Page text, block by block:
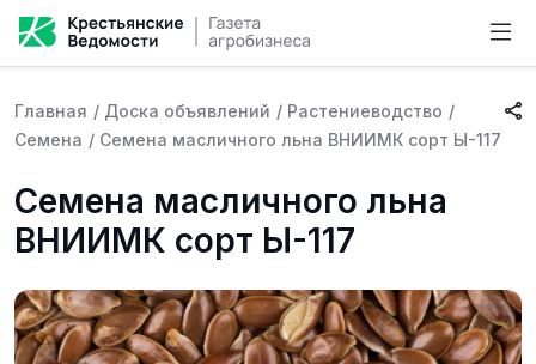
Главная / Доска объявлений / Растениеводство /
Семена / Семена масличного льна ВНИИМК сорт Ы-117
Семена масличного льна
ВНИИМК сорт Ы-117